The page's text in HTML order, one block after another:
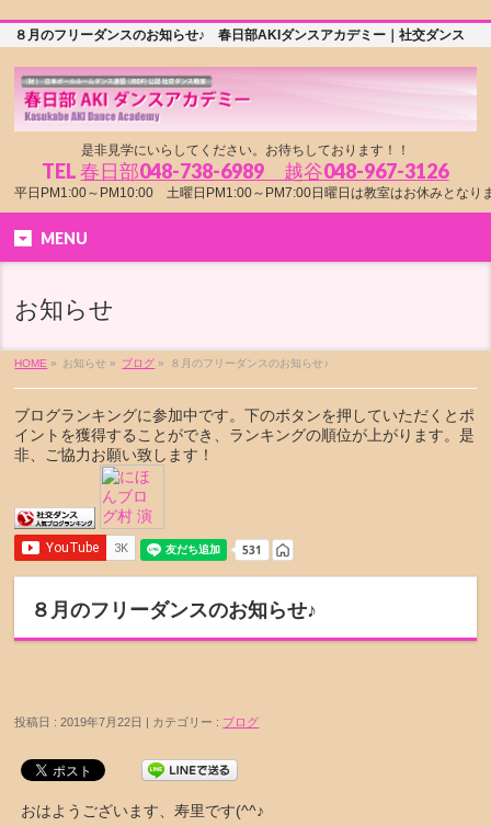
８月のフリーダンスのお知らせ♪ 春日部AKIダンスアカデミー｜社交ダンス
是非見学にいらしてください。お待ちしております！！
TEL春日部048-738-6989 越谷048-967-3126
平日PM1:00～PM10:00 土曜日PM1:00～PM7:00日曜日は教室はお休みとなり
MENU
お知らせ
HOME » お知らせ » ブログ » ８月のフリーダンスのお知らせ♪
ブログランキングに参加中です。下のボタンを押していただくとポ
イントを獲得することができ、ランキングの順位が上がります。是
非、ご協力お願い致します！
８月のフリーダンスのお知らせ♪
投稿日 : 2019年7月22日 | カテゴリー : ブログ
おはようございます、寿里です(^^♪